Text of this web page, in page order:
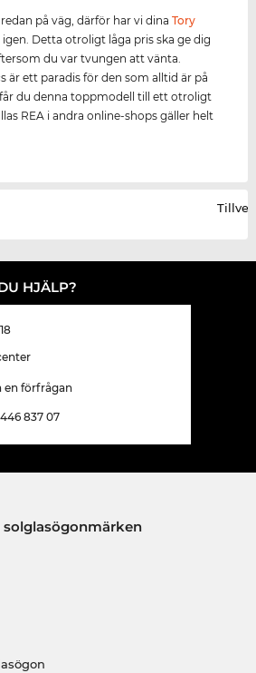
på väg, därför har vi dinaTory
Detta otroligt låga pris ska ge dig
du var tvungen att vänta.
är ett paradis för den som alltid är på
du denna toppmodell till ett otroligt
REA i andra online-shops gäller helt
HJÄLP?
en förfrågan
837 07
solglasögonmärken